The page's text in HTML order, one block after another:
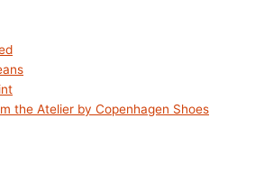
the Atelier by Copenhagen Shoes